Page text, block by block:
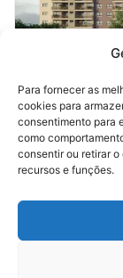
Para fornecer as
cookies para
consentimento para
como
consentir ou retirar
recursos e funções.
Economia do
Mdne
primeiro
13/04/2026